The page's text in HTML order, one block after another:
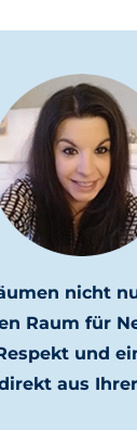
nicht
Raum für
und
aus